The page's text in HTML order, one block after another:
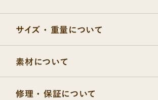
サイズ ・ 重量について
素材について
修理 ・ 保証について